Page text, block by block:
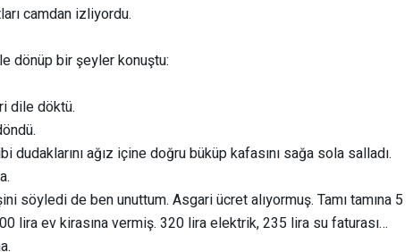
camdan izliyordu.
dönüp bir şeyler konuştu:
dile döktü.
ağız içine doğru büküp kafasını sağa sola salladı.
söyledi de ben unuttum. Asgari ücret alıyormuş. Tamı tamına 5
lira ev kirasına vermiş. 320 lira elektrik, 235 lira su faturası…